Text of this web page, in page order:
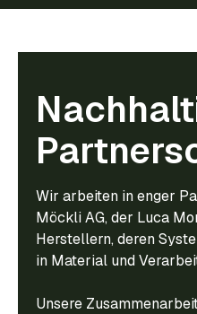
Wir arbeiten in enger
Möckli AG, der Luca
Herstellern, deren
in Material und
Unsere